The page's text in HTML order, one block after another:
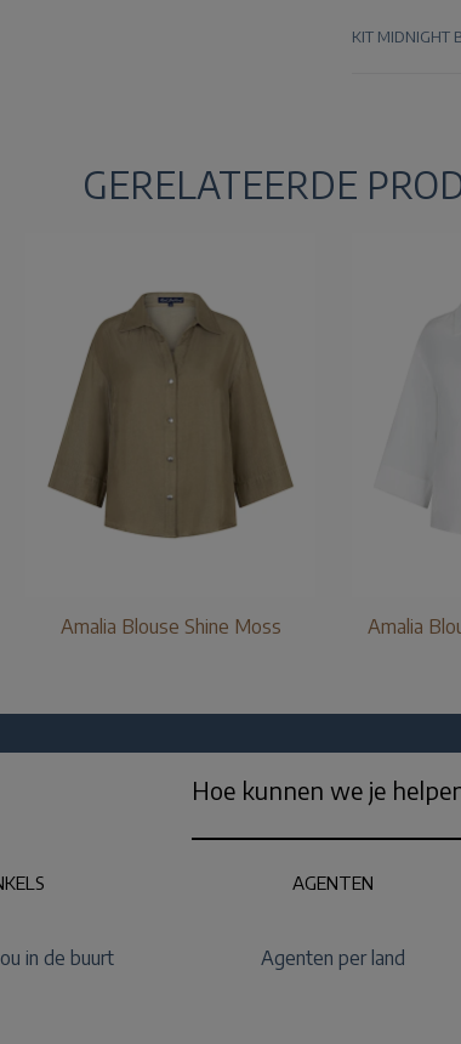
KIT MIDNIGHT
GERELATEERDE
Amalia Blouse Shine Moss Amalia
Hoe kunnen we je
in de buurt
AGENTEN
Agenten per land